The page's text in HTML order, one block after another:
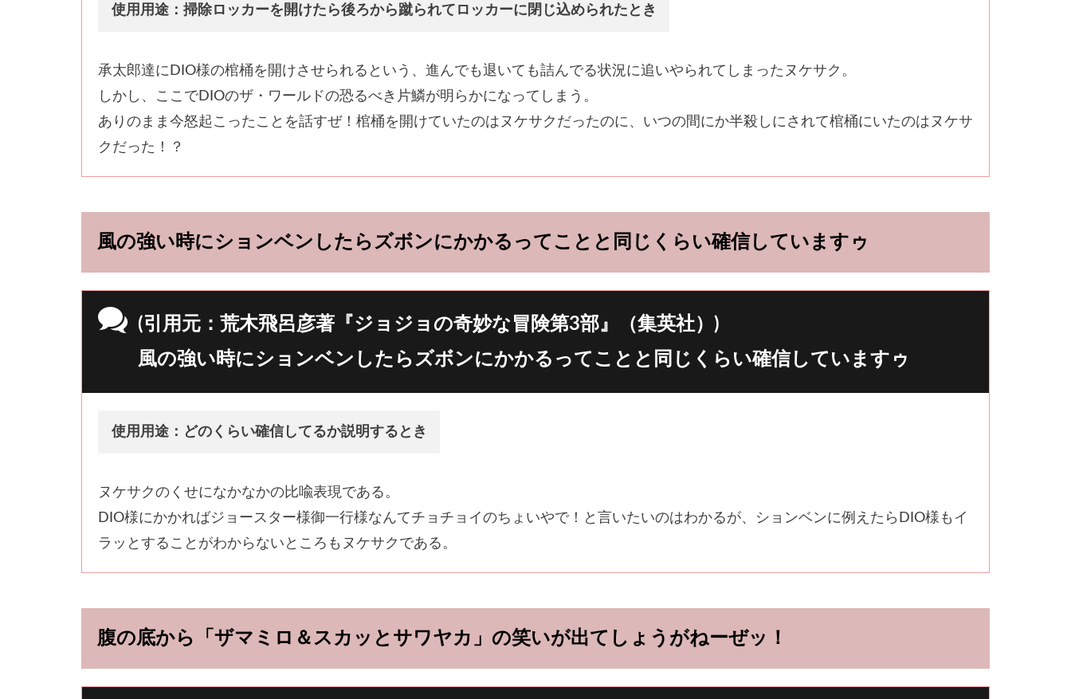
使用用途：掃除ロッカーを開けたら後ろから蹴られてロッカーに閉じ込められたとき
承太郎達にDIO様の棺桶を開けさせられるという、進んでも退いても詰んでる状況に追いやられてしまったヌケサク。
しかし、ここでDIOのザ・ワールドの恐るべき片鱗が明らかになってしまう。
ありのまま今怒起こったことを話すぜ！棺桶を開けていたのはヌケサクだったのに、いつの間にか半殺しにされて棺桶にいたのはヌケサ
クだった！？
風の強い時にションベンしたらズボンにかかるってことと同じくらい確信していますゥ
(引用元：荒木飛呂彦著『ジョジョの奇妙な冒険第3部』（集英社）)
風の強い時にションベンしたらズボンにかかるってことと同じくらい確信していますゥ
使用用途：どのくらい確信してるか説明するとき
ヌケサクのくせになかなかの比喩表現である。
DIO様にかかればジョースター様御一行様なんてチョチョイのちょいやで！と言いたいのはわかるが、ションベンに例えたらDIO様もイ
ラッとすることがわからないところもヌケサクである。
腹の底から「ザマミロ＆スカッとサワヤカ」の笑いが出てしょうがねーぜッ！